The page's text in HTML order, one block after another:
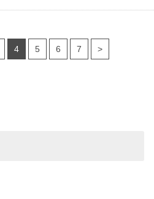
4 5 6 7 >